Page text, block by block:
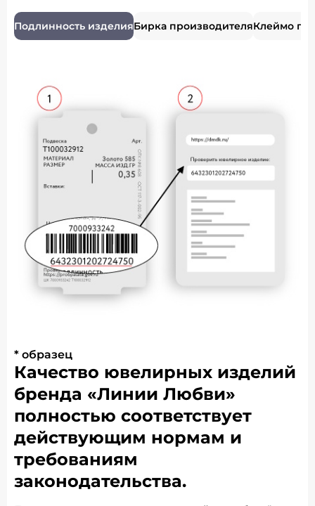
Подлинность изделияБирка производителяКлеймо
* образец
Качество ювелирных изделий
бренда «Линии Любви»
полностью соответствует
действующим нормам и
требованиям
законодательства.